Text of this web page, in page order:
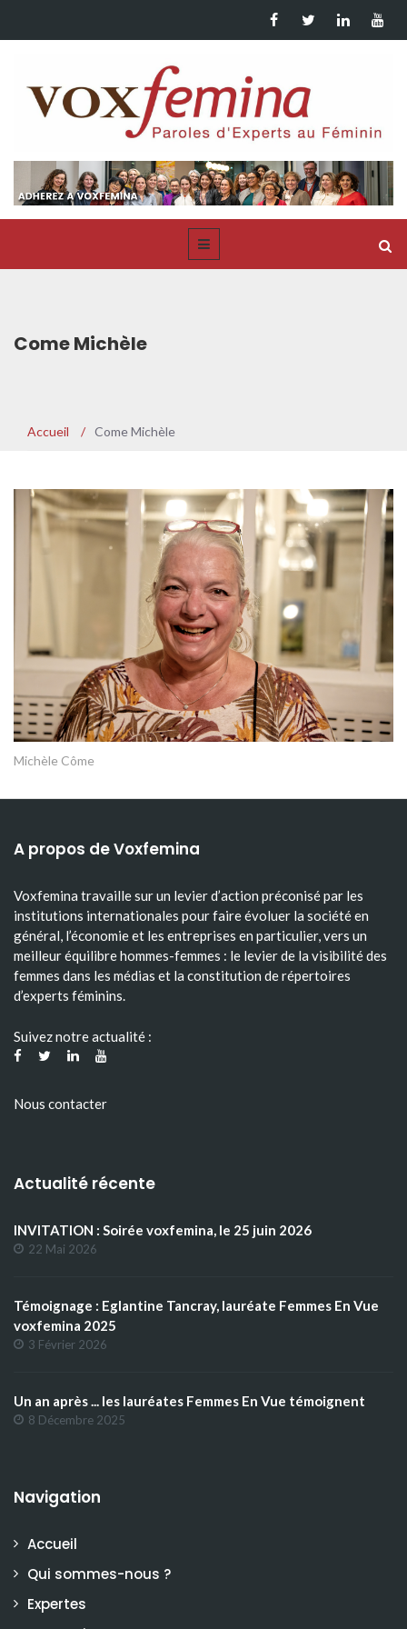
Come Michèle
Accueil / Come Michèle
Michèle Côme
A propos de Voxfemina
Voxfemina travaille sur un levier d’action préconisé par les
institutions internationales pour faire évoluer la société en
général, l’économie et les entreprises en particulier, vers un
meilleur équilibre hommes-femmes : le levier de la visibilité des
femmes dans les médias et la constitution de répertoires
d’experts féminins.
Suivez notre actualité :
Nous contacter
Actualité récente
INVITATION : Soirée voxfemina, le 25 juin 2026
22 Mai 2026
Témoignage : Eglantine Tancray, lauréate Femmes En Vue
voxfemina 2025
3 Février 2026
Un an après ... les lauréates Femmes En Vue témoignent
8 Décembre 2025
Navigation
Accueil
Qui sommes-nous ?
Expertes